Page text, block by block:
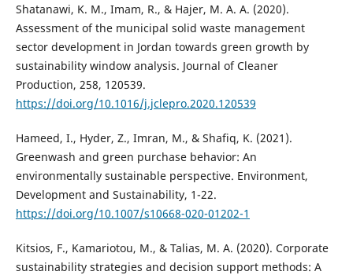
Shatanawi, K. M., Imam, R., & Hajer, M. A. A. (2020).
Assessment of the municipal solid waste management
sector development in Jordan towards green growth by
sustainability window analysis. Journal of Cleaner
Production, 258, 120539.
https://doi.org/10.1016/j.jclepro.2020.120539
Hameed, I., Hyder, Z., Imran, M., & Shafiq, K. (2021).
Greenwash and green purchase behavior: An
environmentally sustainable perspective. Environment,
Development and Sustainability, 1-22.
https://doi.org/10.1007/s10668-020-01202-1
Kitsios, F., Kamariotou, M., & Talias, M. A. (2020). Corporate
sustainability strategies and decision support methods: A